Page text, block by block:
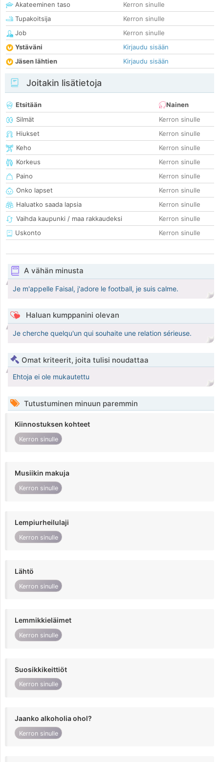
Akateeminen taso
Kerron sinulle
Tupakoitsija
Kerron sinulle
Job
Kerron sinulle
Ystäväni
Kirjaudu sisään
Jäsen lähtien
Kirjaudu sisään
Joitakin lisätietoja
Etsitään
Nainen
Silmät
Kerron sinulle
Hiukset
Kerron sinulle
Keho
Kerron sinulle
Korkeus
Kerron sinulle
Paino
Kerron sinulle
Onko lapset
Kerron sinulle
Haluatko saada lapsia
Kerron sinulle
Vaihda kaupunki / maa rakkaudeksi
Kerron sinulle
Uskonto
Kerron sinulle
A vähän minusta
Je m'appelle Faisal, j'adore le football, je suis calme.
Haluan kumppanini olevan
Je cherche quelqu'un qui souhaite une relation sérieuse.
Omat kriteerit, joita tulisi noudattaa
Ehtoja ei ole mukautettu
Tutustuminen minuun paremmin
Kiinnostuksen kohteet
Kerron sinulle
Musiikin makuja
Kerron sinulle
Lempiurheilulaji
Kerron sinulle
Lähtö
Kerron sinulle
Lemmikkieläimet
Kerron sinulle
Suosikkikeittiöt
Kerron sinulle
Jaanko alkoholia ohol?
Kerron sinulle